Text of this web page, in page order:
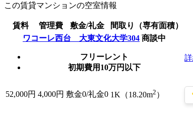
この賃貸マンションの空室情報
賃料 管理費 敷金/礼金
間取り（専有面積）
ワコーレ西台 大東文化大学304 商談中
フリーレント
初期費用10万円以下
52,000円 4,000円 敷金0/礼金0 1K（18.20m2 ）